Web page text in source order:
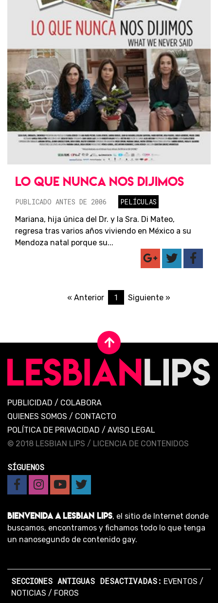
LO QUE NUNCA NOS DIJIMOS
PUBLICADO ANTES DE 2006
PELÍCULAS
Mariana, hija única del Dr. y la Sra. Di Mateo,
regresa tras varios años viviendo en México a su
Mendoza natal porque su...
« Anterior 1 Siguiente »
PUBLICIDAD / COLABORA
QUIENES SOMOS / CONTACTO
POLÍTICA DE PRIVACIDAD / AVISO LEGAL
© 2018 LESBIAN LIPS / LICENCIA DE CONTENIDOS
SÍGUENOS
BIENVENIDA A LESBIAN LIPS, el sitio de Internet donde
buscamos, encontramos y fichamos todo lo que tenga
un nanosegundo de contenido gay.
SECCIONES ANTIGUAS DESACTIVADAS: EVENTOS /
NOTICIAS / FOROS